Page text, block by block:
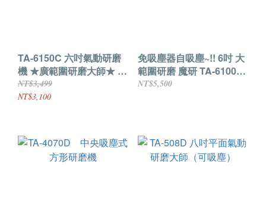
TA-6150C 六吋氣動研磨
機 ★廣範圍研磨大師★ 可
吸塵更健康
NT$3,499
NT$3,100
免吸塵器自吸塵~!! 6吋 大
範圍研磨 魔研 TA-6100S
研磨機 (自吸塵款)
NT$5,500